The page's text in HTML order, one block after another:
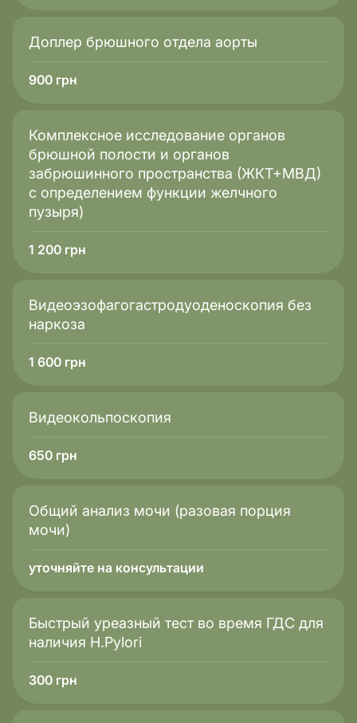
позволяет врачу своевременно скорректировать
токсической перегрузки.
Доплер брюшного отдела аорты
900 грн
Комплексное исследование органов
брюшной полости и органов
забрюшинного пространства (ЖКТ+МВД)
с определением функции желчного
пузыря)
1 200 грн
Видеоэзофагогастродуоденоскопия без
наркоза
1 600 грн
Видеокольпоскопия
650 грн
Общий анализ мочи (разовая порция
мочи)
уточняйте на консультации
Быстрый уреазный тест во время ГДС для
наличия H.Pylori
300 грн